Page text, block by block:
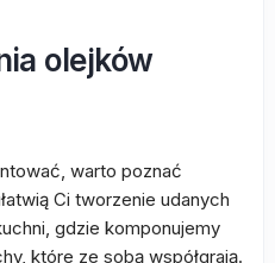
olejków
warto poznać
Ci tworzenie udanych
gdzie komponujemy
które ze sobą współgrają.